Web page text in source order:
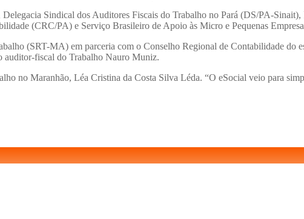
Sindical dos Auditores Fiscais do Trabalho no Pará (DS/PA-
(CRC/PA) e Serviço Brasileiro de Apoio às Micro e Pequenas
(SRT-MA) em parceria com o Conselho Regional de Contabilidade do
auditor-fiscal do Trabalho Nauro Muniz.
no Maranhão, Léa Cristina da Costa Silva Léda. “O eSocial veio para